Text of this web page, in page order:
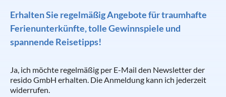
Erhalten Sie regelmäßig Angebote für traumhafte
Ferienunterkünfte, tolle Gewinnspiele und
spannende Reisetipps!
Ja, ich möchte regelmäßig per E-Mail den Newsletter der
resido GmbH erhalten. Die Anmeldung kann ich jederzeit
widerrufen.